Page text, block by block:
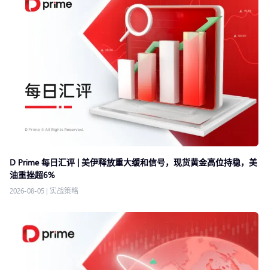
D Prime 每日汇评 | 美伊释放重大缓和信号，现货黄金高位持稳，美
油重挫超6%
2026-08-05 | 实战策略